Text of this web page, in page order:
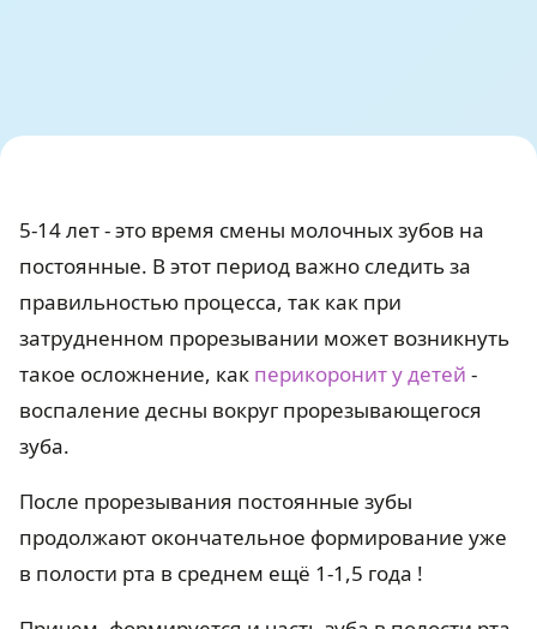
5-14 лет - это время смены молочных зубов на
постоянные. В этот период важно следить за
правильностью процесса, так как при
затрудненном прорезывании может возникнуть
такое осложнение, как перикоронит у детей -
воспаление десны вокруг прорезывающегося
зуба.
После прорезывания постоянные зубы
продолжают окончательное формирование уже
в полости рта в среднем ещё 1-1,5 года !